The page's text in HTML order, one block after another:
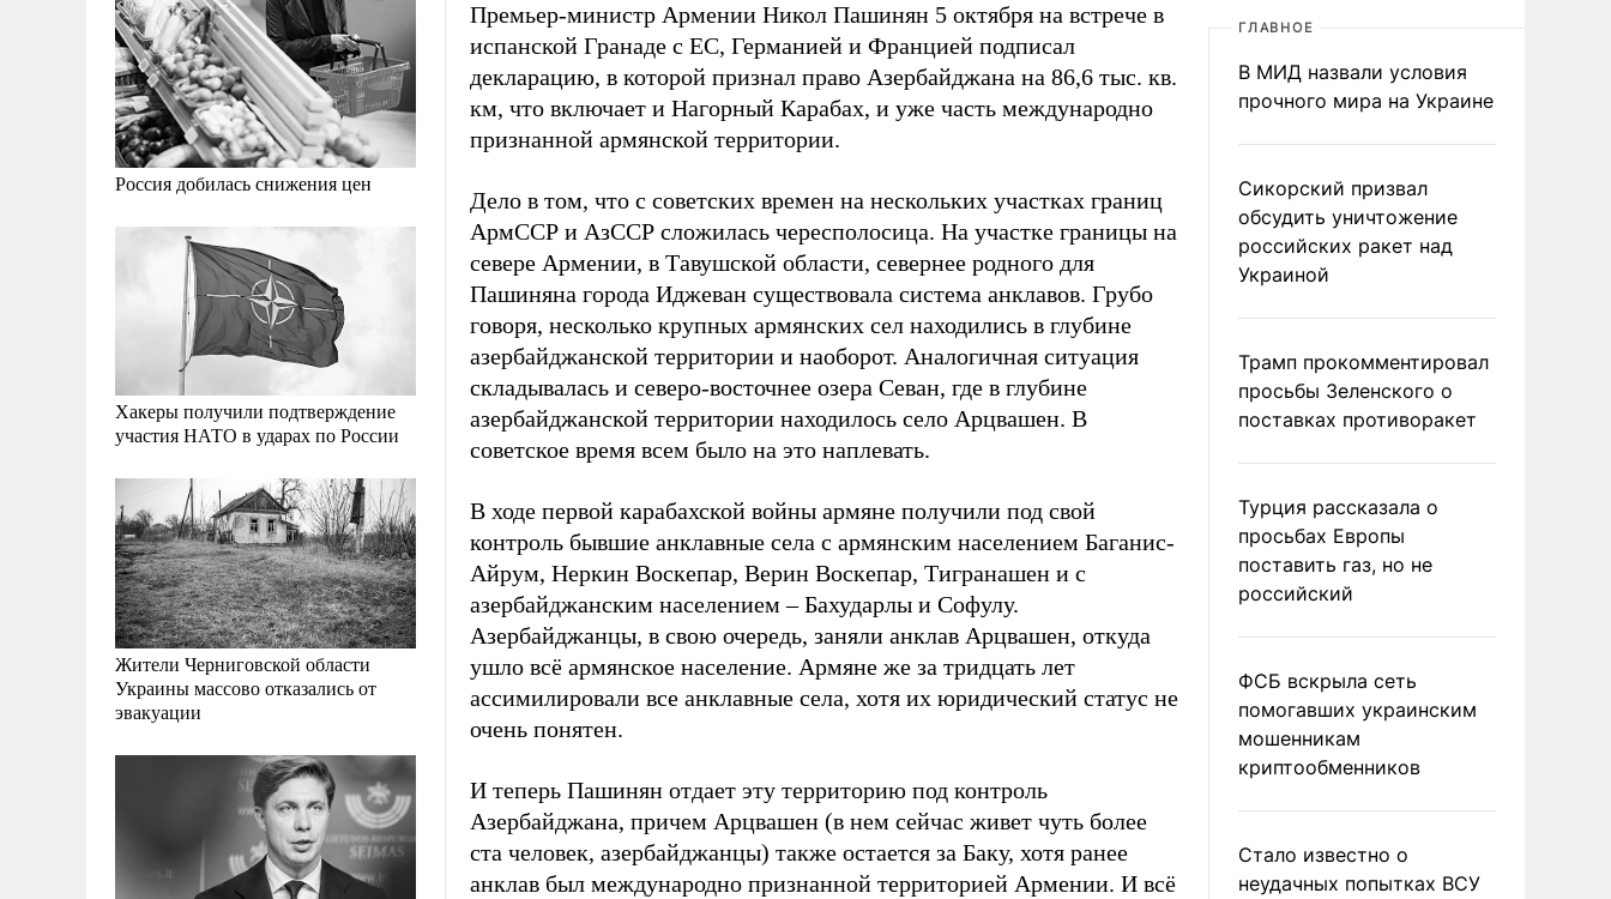
Россия добилась снижения цен
Хакеры получили подтверждение
участия НАТО в ударах по России
Жители Черниговской области
Украины массово отказались от
эвакуации
Премьер-министр Армении Никол Пашинян 5 октября на встрече в
испанской Гранаде с ЕС, Германией и Францией подписал
декларацию, в которой признал право Азербайджана на 86,6 тыс. кв.
км, что включает и Нагорный Карабах, и уже часть международно
признанной армянской территории.
Дело в том, что с советских времен на нескольких участках границ
АрмССР и АзССР сложилась чересполосица. На участке границы на
севере Армении, в Тавушской области, севернее родного для
Пашиняна города Иджеван существовала система анклавов. Грубо
говоря, несколько крупных армянских сел находились в глубине
азербайджанской территории и наоборот. Аналогичная ситуация
складывалась и северо-восточнее озера Севан, где в глубине
азербайджанской территории находилось село Арцвашен. В
советское время всем было на это наплевать.
В ходе первой карабахской войны армяне получили под свой
контроль бывшие анклавные села с армянским населением Баганис-
Айрум, Неркин Воскепар, Верин Воскепар, Тигранашен и с
азербайджанским населением – Бахударлы и Софулу.
Азербайджанцы, в свою очередь, заняли анклав Арцвашен, откуда
ушло всё армянское население. Армяне же за тридцать лет
ассимилировали все анклавные села, хотя их юридический статус не
очень понятен.
И теперь Пашинян отдает эту территорию под контроль
Азербайджана, причем Арцвашен (в нем сейчас живет чуть более
ста человек, азербайджанцы) также остается за Баку, хотя ранее
анклав был международно признанной территорией Армении. И всё
ГЛАВНОЕ
В МИД назвали условия
прочного мира на Украине
Сикорский призвал
обсудить уничтожение
российских ракет над
Украиной
Трамп прокомментировал
просьбы Зеленского о
поставках противоракет
Турция рассказала о
просьбах Европы
поставить газ, но не
российский
ФСБ вскрыла сеть
помогавших украинским
мошенникам
криптообменников
Стало известно о
неудачных попытках ВСУ